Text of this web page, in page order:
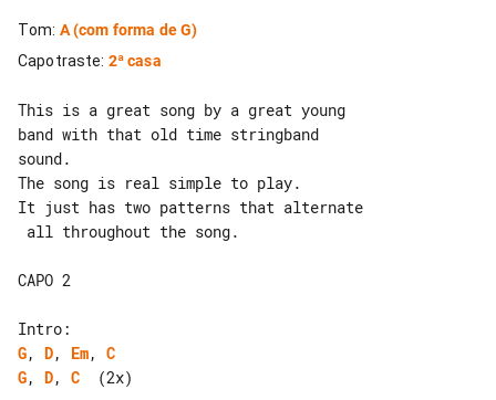
Tom: A(com forma de G)
Capotraste: 2ª casa
This is a great song by a great young
band with that old time stringband
sound.
The song is real simple to play.
It just has two patterns that alternate
CAPO 2
G, D, Em, C
G, D, C
  (2x)